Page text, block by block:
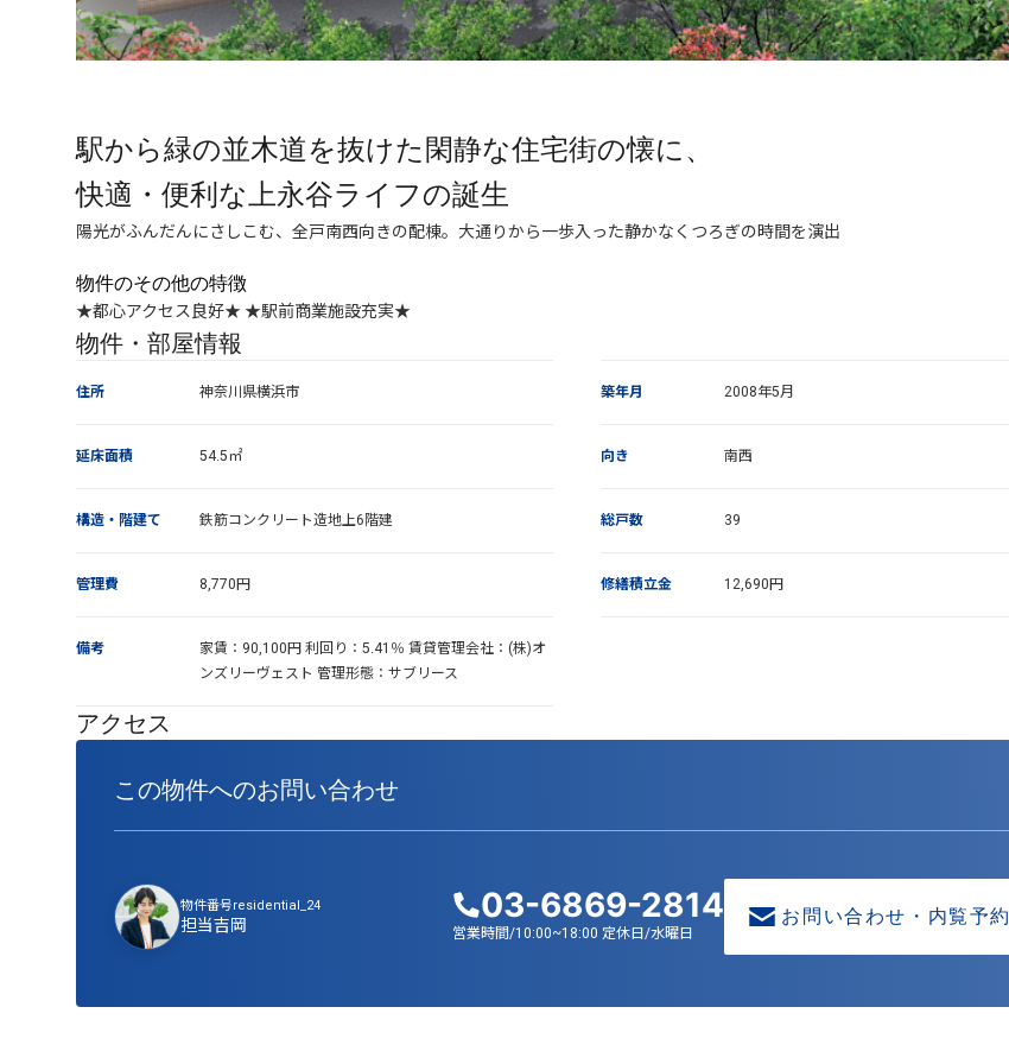
駅から緑の並木道を抜けた閑静な住宅街の懐に、
快適・便利な上永谷ライフの誕生
陽光がふんだんにさしこむ、全戸南西向きの配棟。大通りから一歩入った静かなくつろぎの時間を演出
物件のその他の特徴
★都心アクセス良好★ ★駅前商業施設充実★
物件・部屋情報
住所 神奈川県横浜市 築年月 2008年5月
延床面積 54.5㎡ 向き 南西
構造・階建て 鉄筋コンクリート造地上6階建 総戸数 39
管理費 8,770円 修繕積立金 12,690円
備考
家賃：90,100円 利回り：5.41％ 賃貸管理会社：(株)オ
ンズリーヴェスト 管理形態：サブリース
アクセス
この物件へのお問い合わせ
物件番号residential_24
担当吉岡
03-6869-2814
営業時間/10:00~18:00 定休日/水曜日
お問い合わせ・内覧予約